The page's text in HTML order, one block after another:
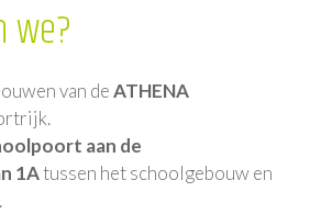
we?
van deATHENA
aan de
1Atussen het schoolgebouw en